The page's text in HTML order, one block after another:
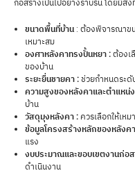
ขนาดพื้นที่บ้าน : ต้องพิจารณาข
เหมาะสม
องศาหลังคาทรงปั้นหยา :ต้องเ
ของบ้าน
ระยะยื่นชายคา :ช่วยกำหนดระ
ความสูงของหลังคาและตำแหน่
บ้าน
วัสดุมุงหลังคา : ควรเลือกให้เห
ข้อมูลโครงสร้างหลักของหลังค
แรง
งบประมาณและขอบเขตงานก่อ
ดำเนินงาน